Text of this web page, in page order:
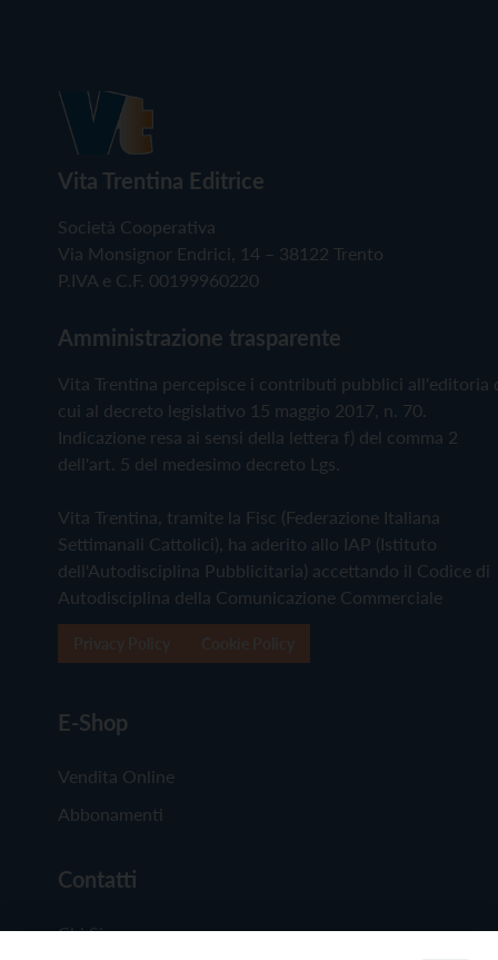
Vita Trentina Editrice
Società Cooperativa
Via Monsignor Endrici, 14 – 38122 Trento
P.IVA e C.F. 00199960220
Amministrazione trasparente
Vita Trentina percepisce i contributi pubblici all'editoria
cui al decreto legislativo 15 maggio 2017, n. 70.
Indicazione resa ai sensi della lettera f) del comma 2
dell'art. 5 del medesimo decreto Lgs.
Vita Trentina, tramite la Fisc (Federazione Italiana
Settimanali Cattolici), ha aderito allo IAP (Istituto
dell'Autodisciplina Pubblicitaria) accettando il Codice di
Autodisciplina della Comunicazione Commerciale
E-Shop
Vendita Online
Abbonamenti
Contatti
Chi Siamo